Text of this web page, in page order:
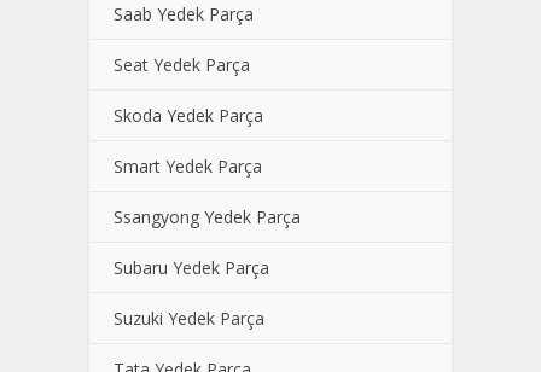
Saab Yedek Parça
Seat Yedek Parça
Skoda Yedek Parça
Smart Yedek Parça
Ssangyong Yedek Parça
Subaru Yedek Parça
Suzuki Yedek Parça